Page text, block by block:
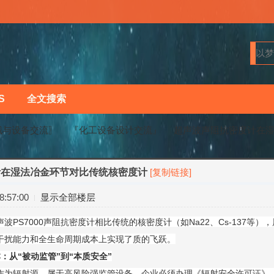
全文搜索
设备交流〗 『化工设备设计交流』 超声波声阻抗密度计在
湿法冶金环节对比传统核密度计 [复制链接]
显示全部楼层
波PS7000声阻抗密度计相比传统的核密度计（如Na22、Cs-137等）
能力和全生命周期成本上实现了质的飞跃。
从“被动监管”到“本质安全”